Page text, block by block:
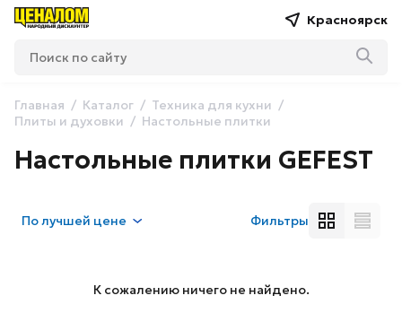
Красноярск
Главная Каталог
Техника для кухни
Плиты и духовки
Настольные плитки
Настольные плитки GEFEST
Получшей цене Фильтры
К сожалению ничего не найдено.